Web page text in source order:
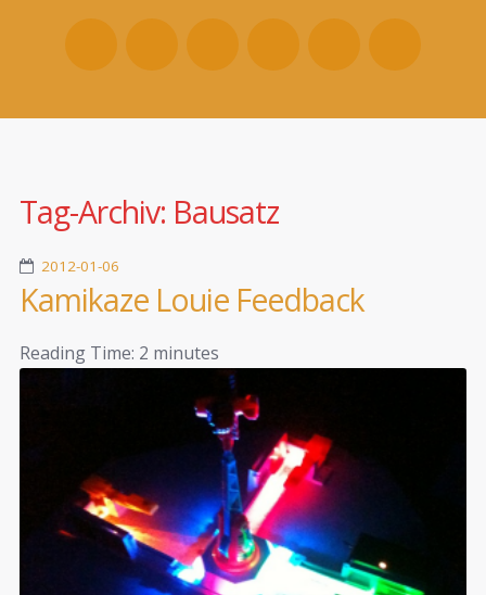
Tag-Archiv: Bausatz
2012-01-06
Kamikaze Louie Feedback
Reading Time: 2 minutes